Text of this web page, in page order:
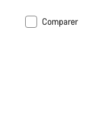
Comparer